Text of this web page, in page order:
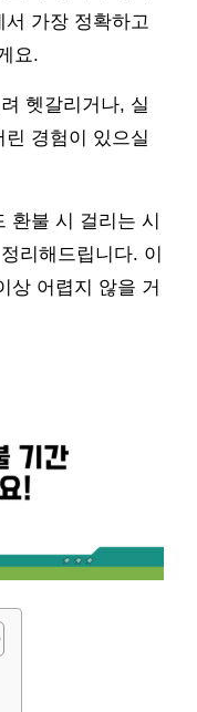
가장 정확하고
요.
헷갈리거나, 실
경험이 있으실
환불 시 걸리는 시
리해드립니다. 이
상 어렵지 않을 거